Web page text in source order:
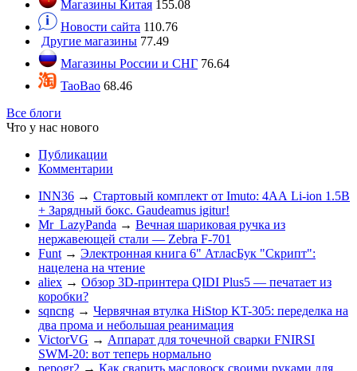
Магазины Китая 155.08
Новости сайта 110.76
Другие магазины 77.49
Магазины России и СНГ 76.64
TaoBao 68.46
Все блоги
Что у нас нового
Публикации
Комментарии
INN36 → Стартовый комплект от Imuto: 4АА Li-ion 1.5В
+ Зарядный бокс. Gaudeamus igitur!
Mr_LazyPanda → Вечная шариковая ручка из
нержавеющей стали — Zebra F-701
Funt → Электронная книга 6" АтласБук "Скрипт":
нацелена на чтение
aliex → Обзор 3D-принтера QIDI Plus5 — печатает из
коробки?
sqncng → Червячная втулка HiStop KT-305: переделка на
два прома и небольшая реанимация
VictorVG → Аппарат для точечной сварки FNIRSI
SWM-20: вот теперь нормально
pepogr2 → Как сварить масловоск своими руками для